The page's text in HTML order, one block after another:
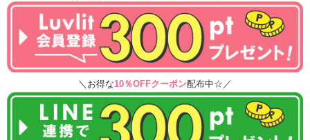
＼お得な10％OFFクーポン配布中☆／